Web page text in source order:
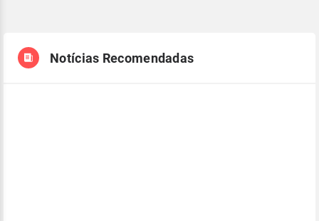
Notícias Recomendadas